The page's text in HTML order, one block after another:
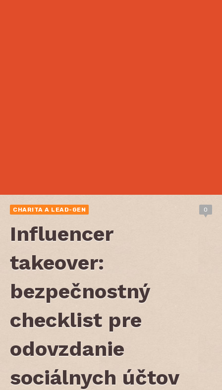
CHARITA A LEAD-GEN 0
Influencer
takeover:
bezpečnostný
checklist pre
odovzdanie
sociálnych účtov